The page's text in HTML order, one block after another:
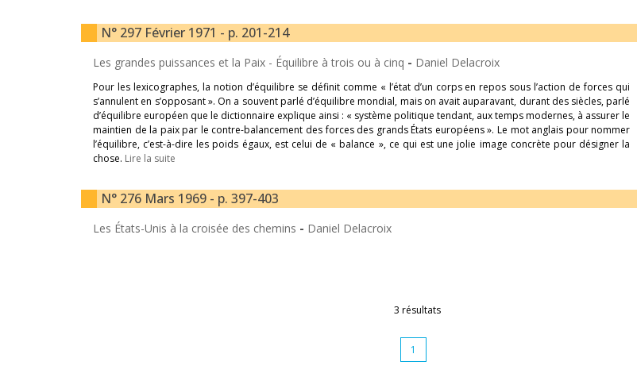
N° 297 Février 1971 - p. 201-214
Les grandes puissances et la Paix - Équilibre à trois ou à cinq - Daniel Delacroix
Pour les lexicographes, la notion d’équilibre se définit comme « l’état d’un corps en repos sous l’action de forces qui
s’annulent en s’opposant ». On a souvent parlé d’équilibre mondial, mais on avait auparavant, durant des siècles, parlé
d’équilibre européen que le dictionnaire explique ainsi : « système politique tendant, aux temps modernes, à assurer le
maintien de la paix par le contre-balancement des forces des grands États européens ». Le mot anglais pour nommer
l’équilibre, c’est-à-dire les poids égaux, est celui de « balance », ce qui est une jolie image concrète pour désigner la
chose. Lire la suite
N° 276 Mars 1969 - p. 397-403
Les États-Unis à la croisée des chemins - Daniel Delacroix
3 résultats
1